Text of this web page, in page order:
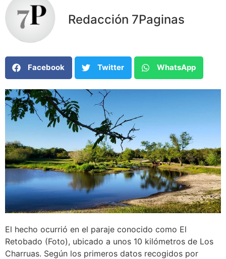
Redacción 7Paginas
Facebook Twitter WhatsApp
El hecho ocurrió en el paraje conocido como El
Retobado (Foto), ubicado a unos 10 kilómetros de Los
Charruas. Según los primeros datos recogidos por